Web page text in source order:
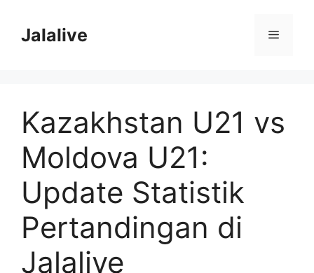
contentJalalive Menu
Kazakhstan U21 vs
Moldova U21:
Update Statistik
Pertandingan di
Jalalive